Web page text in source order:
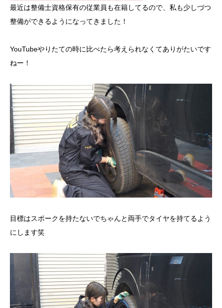
最近は整備士資格保有の従業員も在籍してるので、私も少しづつ
整備ができるようになってきました！
YouTubeやりたての時に比べたら考えられなくてありがたいです
ねー！
目標はスポークを持たないでちゃんと両手でタイヤを持てるよう
にします笑